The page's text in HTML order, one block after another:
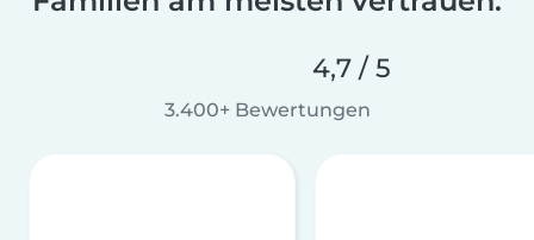
4,7 / 5
3.400+ Bewertungen